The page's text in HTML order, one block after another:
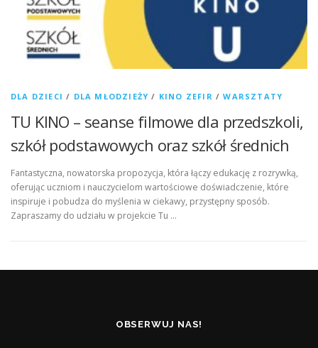
DLA DZIECI / DLA MŁODZIEŻY / KINO ZEFIR /WARSZTATY
TU KINO – seanse filmowe dla przedszkoli,
szkół podstawowych oraz szkół średnich
Fantastyczna, nowatorska propozycja, która łączy edukację z rozrywką,
oferując uczniom i nauczycielom wartościowe doświadczenie, które
inspiruje i pobudza do myślenia w ciekawy, przystępny sposób.
Zapraszamy do udziału w projekcie Tu …
OBSERWUJ NAS!